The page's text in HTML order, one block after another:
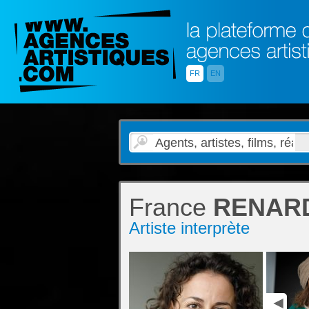
FR EN
France
Artiste interprète